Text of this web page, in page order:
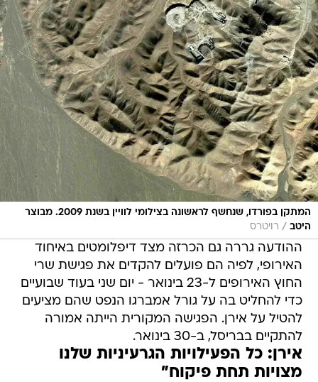
המתקן בפורדו, שנחשף לראשונה בצילומי לוויין בשנת 2009. מבוצר
היטב / רויטרס
ההודעה גררה גם הכרזה מצד דיפלומטים באיחוד
האירופי, לפיה הם פועלים להקדים את פגישת שרי
החוץ האירופים ל-23 בינואר - יום שני בעוד שבועיים 
כדי להחליט בה על גורל אמברגו הנפט שהם מציעים
להטיל על אירן. הפגישה המקורית הייתה אמורה
להתקיים בבריסל, ב-30 בינואר.
אירן: כל הפעילויות הגרעיניות שלנו
מצויות תחת פיקוח"